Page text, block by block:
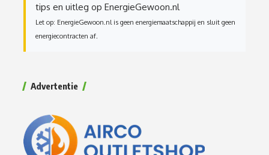
tips en uitleg op EnergieGewoon.nl
Let op: EnergieGewoon.nl is geen energiemaatschappij en sluit geen
energiecontracten af.
Advertentie